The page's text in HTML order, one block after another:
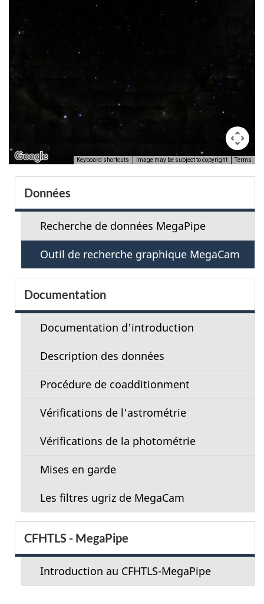
Keyboard shortcuts Image may be subject to copyright Terms
e
o
Données
Recherche de données MegaPipe
Outil de recherche graphique MegaCam
Documentation
Documentation d'introduction
Description des données
Procédure de coadditionment
Vérifications de l'astrométrie
Vérifications de la photométrie
Mises en garde
Les filtres ugriz de MegaCam
CFHTLS - MegaPipe
Introduction au CFHTLS-MegaPipe